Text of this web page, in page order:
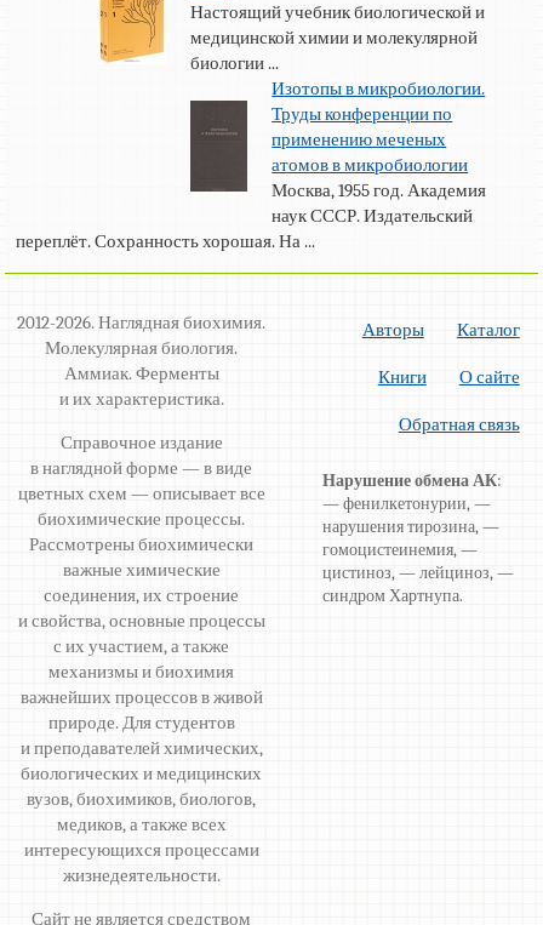
Настоящий учебник биологической и
медицинской химии и молекулярной
биологии ...
Изотопы в микробиологии.
Труды конференции по
применению меченых
атомов в микробиологии
Москва, 1955 год. Академия
наук СССР. Издательский
переплёт. Сохранность хорошая. На ...
2012-2026. Наглядная биохимия.
Молекулярная биология.
Аммиак. Ферменты
и их характеристика.
Справочное издание
в наглядной форме — в виде
цветных схем — описывает все
биохимические процессы.
Рассмотрены биохимически
важные химические
соединения, их строение
и свойства, основные процессы
с их участием, а также
механизмы и биохимия
важнейших процессов в живой
природе. Для студентов
и преподавателей химических,
биологических и медицинских
вузов, биохимиков, биологов,
медиков, а также всех
интересующихся процессами
жизнедеятельности.
Сайт не является средством
Авторы Каталог
Книги О сайте
Обратная связь
Нарушение обмена АК:
— фенилкетонурии, —
нарушения тирозина, —
гомоцистеинемия, —
цистиноз, — лейциноз, —
синдром Хартнупа.